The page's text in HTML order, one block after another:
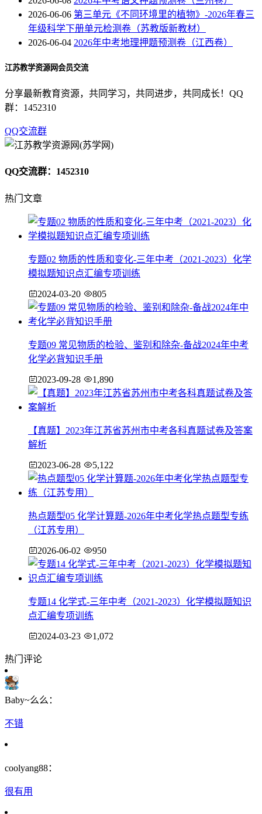
2026-06-06 第三单元《不同环境里的植物》-2026年春三
年级科学下册单元检测卷（苏教版新教材）
2026-06-04 2026年中考地理押题预测卷（江西卷）
江苏教学资源网会员交流
分享最新教育资源，共同学习，共同进步，共同成长！QQ
群：1452310
QQ交流群
QQ交流群：1452310
热门文章
专题02 物质的性质和变化-三年中考（2021-2023）化学
模拟题知识点汇编专项训练
2024-03-20 805
专题09 常见物质的检验、鉴别和除杂-备战2024年中考
化学必背知识手册
2023-09-28 1,890
【真题】2023年江苏省苏州市中考各科真题试卷及答案
解析
2023-06-28 5,122
热点题型05 化学计算题-2026年中考化学热点题型专练
（江苏专用）
2026-06-02 950
专题14 化学式-三年中考（2021-2023）化学模拟题知识
点汇编专项训练
2024-03-23 1,072
热门评论
Baby~么么：
不错
coolyang88：
很有用